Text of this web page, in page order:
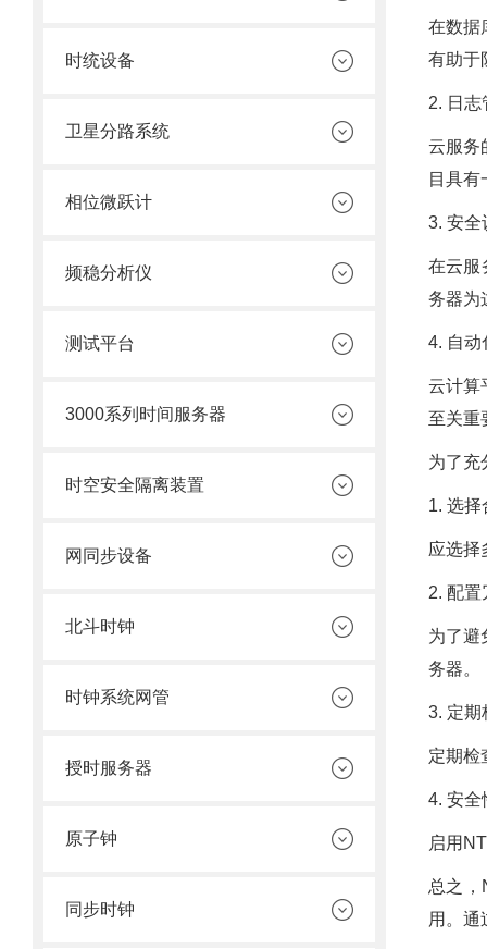
时统设备
卫星分路系统
相位微跃计
频稳分析仪
测试平台
3000系列时间服务器
时空安全隔离装置
网同步设备
北斗时钟
时钟系统网管
授时服务器
原子钟
同步时钟
在数据
有助于
2. 日志
云服务
目具
3. 安全
在云服
务器为
4. 自动
云计算
至关重
为了充
1. 选
应选择
2. 配置
为了避
务器。
3. 定期
定期检
4. 安全
启用
总之，
用。通